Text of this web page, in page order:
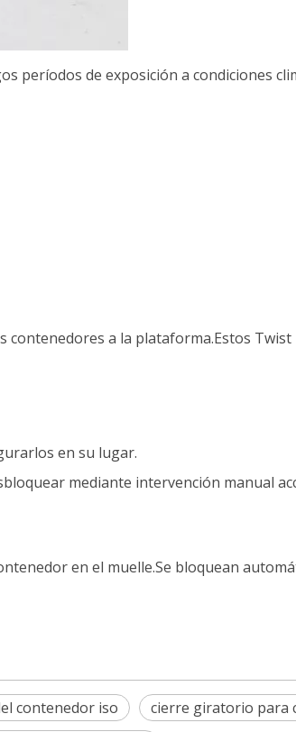
períodos de exposición a condiciones
a la plataforma.Estos Twist
en su lugar.
mediante intervención manual
en el muelle.Se bloquean
contenedor iso
cierre giratorio para